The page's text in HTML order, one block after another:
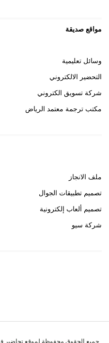
مواقع صديقة
وسائل تعليمية
التحضير الالكتروني
شركة تسويق الكتروني
مكتب ترجمة معتمد الرياض
ملف الانجاز
تصميم تطبيقات الجوال
تصميم ألعاب إلكترونية
شركة سيو
جميع الحقوق محفوظة لموقع تحاضير